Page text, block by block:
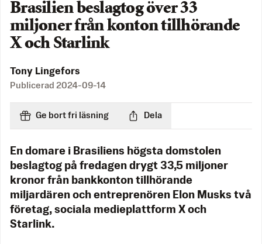
Brasilien beslagtog över 33
miljoner från konton tillhörande
X och Starlink
Tony Lingefors
Publicerad 2024-09-14
Ge bort fri läsning Dela
En domare i Brasiliens högsta domstolen
beslagtog på fredagen drygt 33,5 miljoner
kronor från bankkonton tillhörande
miljardären och entreprenören Elon Musks två
företag, sociala medieplattform X och
Starlink.